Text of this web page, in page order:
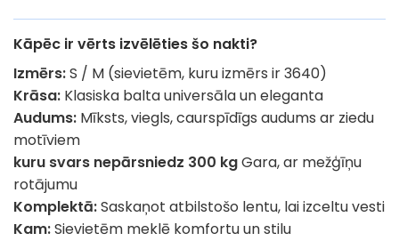
Kāpēc ir vērts izvēlēties šo nakti?
Izmērs:S / M (sievietēm, kuru izmērs ir 3640)
Krāsa: Klasiska balta universāla un eleganta
Audums: Mīksts, viegls, caurspīdīgs audums ar ziedu
motīviem
kuru svars nepārsniedz 300 kgGara, ar mežģīņu
rotājumu
Komplektā:Saskaņot atbilstošo lentu, lai izceltu vesti
Kam:Sievietēm meklē komfortu un stilu